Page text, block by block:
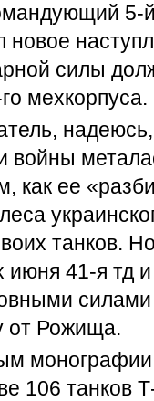
5-
новое
силы
мехкорпуса.
войны
как ее
танков.
июня 41-я тд
от Рожища.
монографии
106 танков